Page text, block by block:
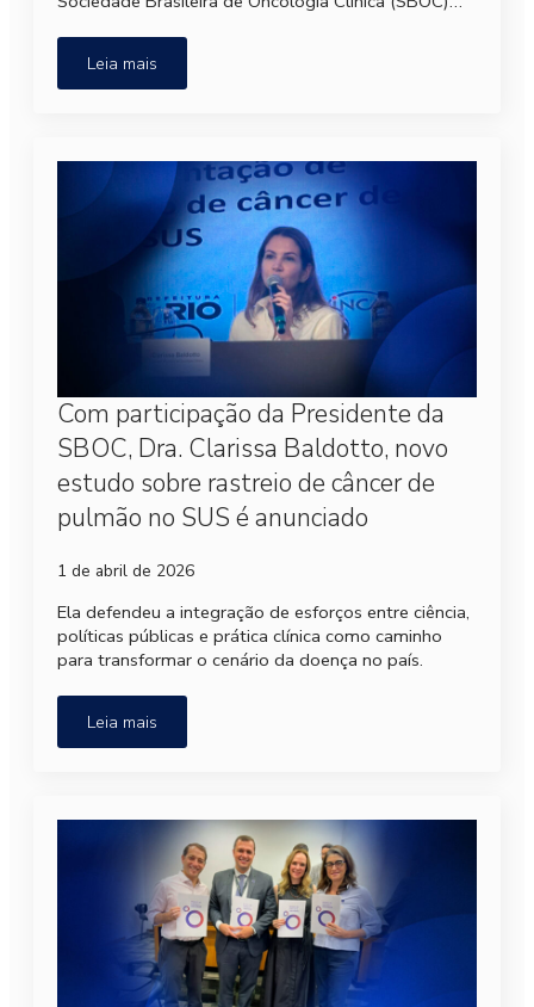
Leia mais
Com participação da Presidente da
SBOC, Dra. Clarissa Baldotto, novo
estudo sobre rastreio de câncer de
pulmão no SUS é anunciado
1 de abril de 2026
Ela defendeu a integração de esforços entre ciência,
políticas públicas e prática clínica como caminho
para transformar o cenário da doença no país.
Leia mais